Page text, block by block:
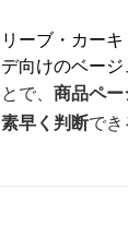
リーブ・カー
向けのベー
で、 商品ペ
早く判断で